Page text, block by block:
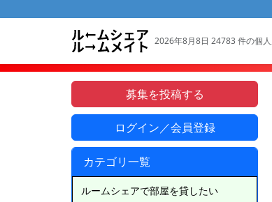
2026年8月8日 24783 件の個
募集を投稿する
ログイン／会員登録
カテゴリ一覧
ルームシェアで部屋を貸したい